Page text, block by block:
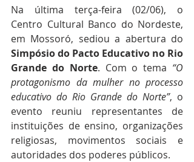
Na última terça-feira (02/06), o
Centro Cultural Banco do Nordeste,
Simpósio do Pacto Educativo no Rio
Grande do Norte. Com o tema “O
protagonismo da mulher no processo
educativo do Rio Grande do Norte”, o
evento reuniu representantes de
instituições de ensino, organizações
religiosas, movimentos sociais e
autoridades dos poderes públicos.